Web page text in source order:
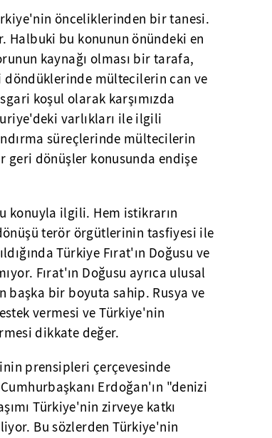
önceliklerinden bir tanesi.
Halbuki bu konunun önündeki en
kaynağı olması bir tarafa,
döndüklerinde mültecilerin can ve
koşul olarak karşımızda
varlıkları ile ilgili
süreçlerinde mültecilerin
geri dönüşler konusunda endişe
konuyla ilgili. Hem istikrarın
terör örgütlerinin tasfiyesi ile
Türkiye Fırat'ın Doğusu ve
Fırat'ın Doğusu ayrıca ulusal
bir boyuta sahip. Rusya ve
vermesi ve Türkiye'nin
dikkate değer.
prensipleri çerçevesinde
Erdoğan'ın "denizi
Türkiye'nin zirveye katkı
Bu sözlerden Türkiye'nin